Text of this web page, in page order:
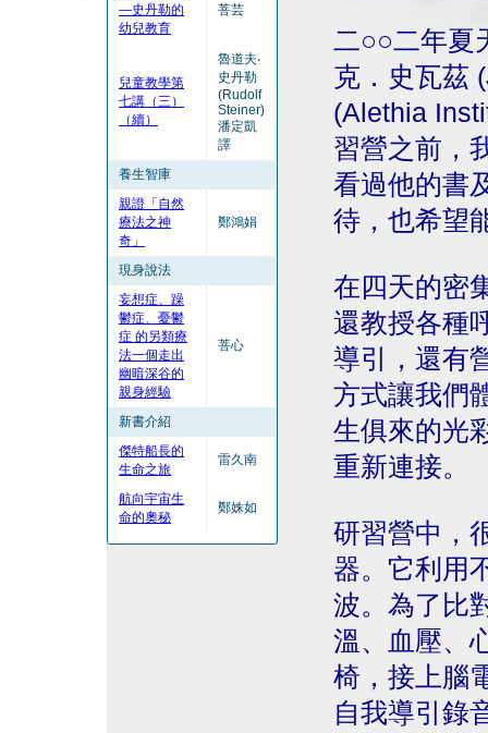
—史丹勒的
幼兒教育
菩芸
兒童教學第
七講（三）
（續）
魯道夫‧
史丹勒
(Rudolf
Steiner)
潘定凱
譯
養生智庫
親證「自然
療法之神
奇」
鄭鴻娟
現身說法
妄想症、躁
鬱症、憂鬱
症 的另類療
法一個走出
幽暗深谷的
親身經驗
菩心
新書介紹
傑特船長的
生命之旅
雷久南
航向宇宙生
命的奧秘
鄭姝如
二○○二年夏
克．史瓦茲
(Alethia
習營之前，
看過他的書
待，也希望
在四天的密
還教授各種
導引，還有
方式讓我們
生俱來的光
重新連接。
研習營中，
器。它利用
波。為了比
溫、血壓、
椅，接上腦
自我導引錄